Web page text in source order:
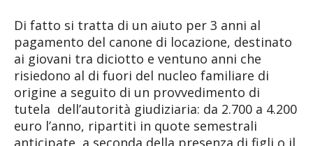
Di fatto si tratta di un aiuto per 3 anni al
pagamento del canone di locazione, destinato
ai giovani tra diciotto e ventuno anni che
risiedono al di fuori del nucleo familiare di
origine a seguito di un provvedimento di
tutela dell’autorità giudiziaria: da 2.700 a 4.200
euro l’anno, ripartiti in quote semestrali